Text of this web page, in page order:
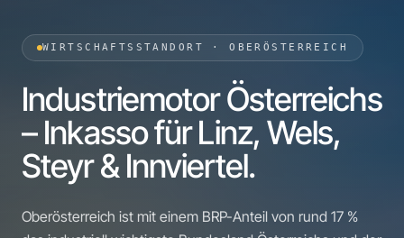
WIRTSCHAFTSSTANDORT · OBERÖSTERREICH
Industriemotor Österreichs
– Inkasso für Linz, Wels,
Steyr & Innviertel.
Oberösterreich ist mit einem BRP-Anteil von rund 17 %